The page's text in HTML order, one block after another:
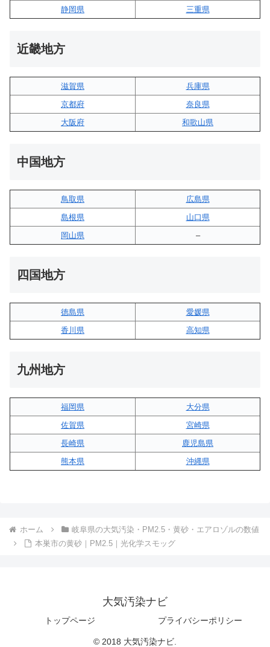
静岡県
三重県
近畿地方
滋賀県
兵庫県
京都府
奈良県
大阪府
和歌山県
中国地方
鳥取県
広島県
島根県
山口県
岡山県
–
四国地方
徳島県
愛媛県
香川県
高知県
九州地方
福岡県
大分県
佐賀県
宮崎県
長崎県
鹿児島県
熊本県
沖縄県
ホーム
岐阜県の大気汚染・PM2.5・黄砂・エアロゾルの数値
本巣市の黄砂｜PM2.5｜光化学スモッグ
大気汚染ナビ
トップページ プライバシーポリシー
© 2018 大気汚染ナビ.